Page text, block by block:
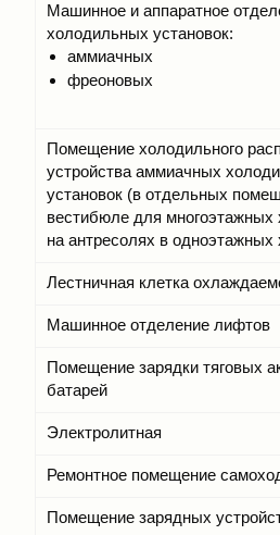
Машинное и аппаратное
холодильных установок:
аммиачных
фреоновых
Помещение холодильного
устройства аммиачных
установок (в отдельных
вестибюле для многоэтажных
на антресолях в одноэтажных
Лестничная клетка
Машинное отделение лифтов
Помещение зарядки тяговых
батарей
Электролитная
Ремонтное помещение
Помещение зарядных